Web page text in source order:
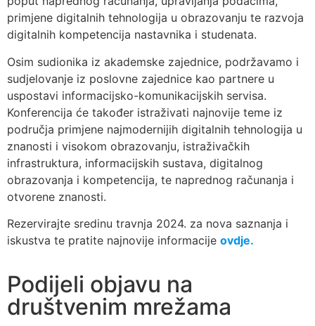
primjene digitalnih tehnologija u obrazovanju te razvoja
digitalnih kompetencija nastavnika i studenata.
Osim sudionika iz akademske zajednice, podržavamo i
sudjelovanje iz poslovne zajednice kao partnere u
uspostavi informacijsko-komunikacijskih servisa.
Konferencija će također istraživati najnovije teme iz
područja primjene najmodernijih digitalnih tehnologija u
znanosti i visokom obrazovanju, istraživačkih
infrastruktura, informacijskih sustava, digitalnog
obrazovanja i kompetencija, te naprednog računanja i
otvorene znanosti.
Rezervirajte sredinu travnja 2024. za nova saznanja i
iskustva te pratite najnovije informacije ovdje.
Podijeli objavu na
društvenim mrežama